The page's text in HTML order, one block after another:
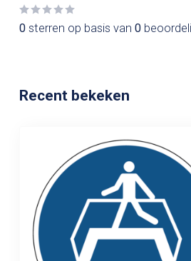
0 sterren op basis van 0
Recent bekeken